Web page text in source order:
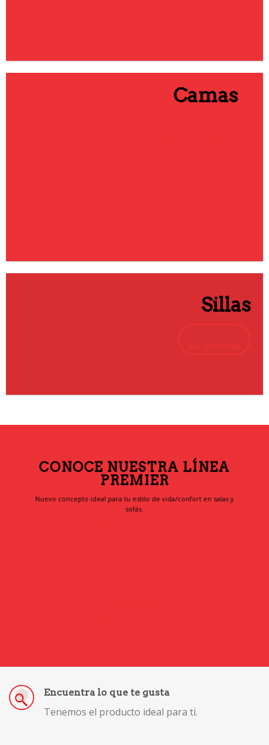
Camas
Sillas
CONOCE NUESTRA LÍNEA
PREMIER
Nuevo concepto ideal para tu estilo de vida/confort en salas y
sofás.
Encuentra lo que te gusta
Tenemos el producto ideal para ti.